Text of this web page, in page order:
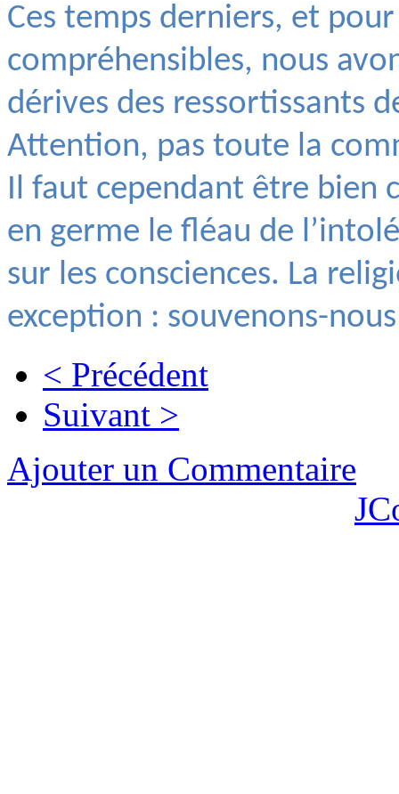
Ces temps derniers, et
compréhensibles, nous
dérives des ressortissants
Attention, pas toute la
Il faut cependant être bien
en germe le fléau de
sur les consciences. La
exception : souvenons-
< Précédent
Suivant >
Ajouter un Commentaire